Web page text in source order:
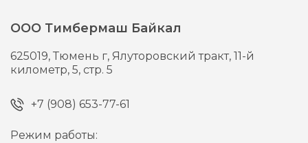
ООО Тимбермаш Байкал
625019,Тюмень г, Ялуторовский тракт, 11-й
километр, 5, стр. 5
+7 (908) 653-77-61
Режим работы: